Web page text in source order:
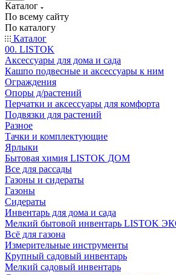
Каталог
По всему сайту
По каталогу
Каталог
00. LISTOK
Аксессуары для дома и сада
Кашпо подвесные и аксессуары к ним
Ограждения
Опоры д/растений
Перчатки и аксессуары для комфорта
Подвязки для растений
Разное
Тачки и комплектующие
Ярлыки
Бытовая химия LISTOK ДОМ
Все для рассады
Газоны и сидераты
Газоны
Сидераты
Инвентарь для дома и сада
Мелкий бытовой инвентарь LISTOK
Всё для газона
Измерительные инструменты
Крупный садовый инвентарь
Мелкий садовый инвентарь